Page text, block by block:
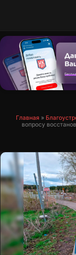
Главная »
вопросу